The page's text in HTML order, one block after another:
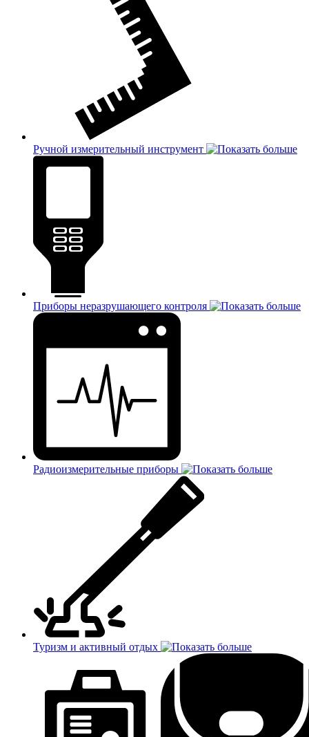
Ручной измерительный инструмент
Приборы неразрушающего контроля
Радиоизмерительные приборы
Туризм и активный отдых